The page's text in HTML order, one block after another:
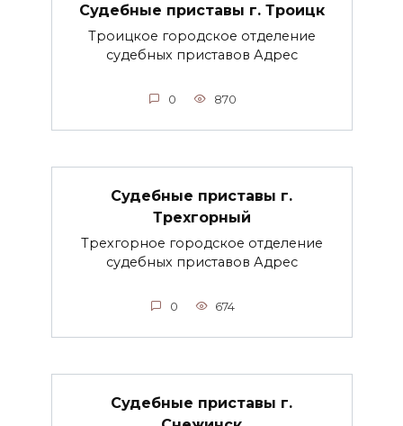
Судебные приставы г. Троицк
Троицкое городское отделение
судебных приставов Адрес
0 870
Судебные приставы г.
Трехгорный
Трехгорное городское отделение
судебных приставов Адрес
0 674
Судебные приставы г.